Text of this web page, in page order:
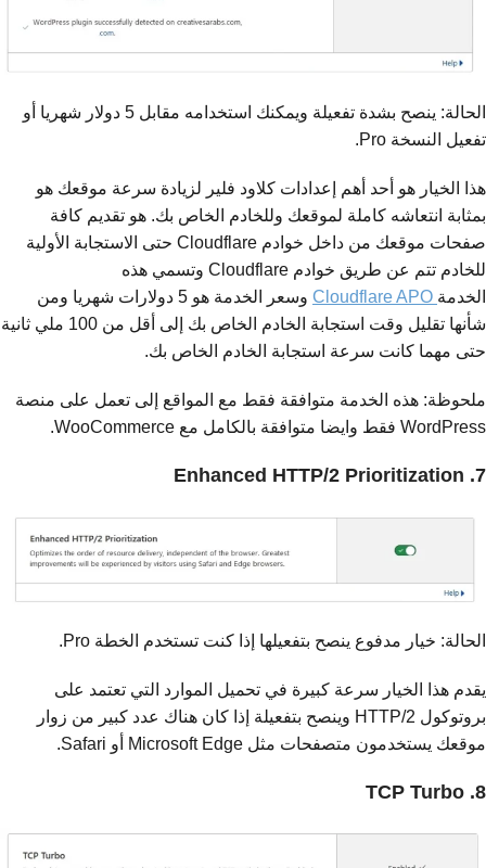
الحالة: ينصح بشدة تفعيلة ويمكنك استخدامه مقابل 5 دولار شهريا أو
تفعيل النسخة Pro.
هذا الخيار هو أحد أهم إعدادات كلاود فلير لزيادة سرعة موقعك هو
بمثابة انتعاشه كاملة لموقعك وللخادم الخاص بك. هو تقديم كافة
صفحات موقعك من داخل خوادم Cloudflare حتى الاستجابة الأولية
للخادم تتم عن طريق خوادم Cloudflare وتسمي هذه
الخدمة
وسعر الخدمة هو 5 دولارات شهريا ومن
شأنها تقليل وقت استجابة الخادم الخاص بك إلى أقل من 100 ملي ثانية
حتى مهما كانت سرعة استجابة الخادم الخاص بك.
ملحوظة: هذه الخدمة متوافقة فقط مع المواقع إلى تعمل على منصة
WordPress فقط وايضا متوافقة بالكامل مع WooCommerce.
7. Enhanced HTTP/2 Prioritization
الحالة: خيار مدفوع ينصح بتفعيلها إذا كنت تستخدم الخطة Pro.
يقدم هذا الخيار سرعة كبيرة في تحميل الموارد التي تعتمد على
بروتوكول HTTP/2 وينصح بتفعيلة إذا كان هناك عدد كبير من زوار
موقعك يستخدمون متصفحات مثل Microsoft Edge أو Safari.
8. TCP Turbo